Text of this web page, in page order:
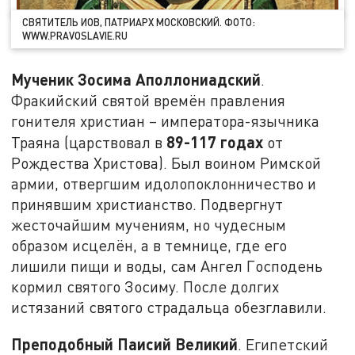
СВЯТИТЕЛЬ ИОВ, ПАТРИАРХ МОСКОВСКИЙ. ФОТО:
WWW.PRAVOSLAVIE.RU
Мученик Зосима Аполлониадский.
Фракийский святой времён правления
гонителя христиан – императора-язычника
Траяна (царствовал в 89-117 годах от
Рождества Христова). Был воином Римской
армии, отвергшим идолопоклонничество и
принявшим христианство. Подвергнут
жесточайшим мучениям, но чудесным
образом исцелён, а в темнице, где его
лишили пищи и воды, сам Ангел Господень
кормил святого Зосиму. После долгих
истязаний святого страдальца обезглавили.
Преподобный Паисий Великий. Египетский